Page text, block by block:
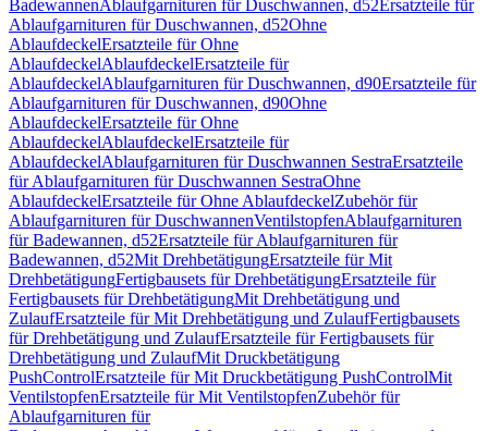
BadewannenAblaufgarnituren für Duschwannen, d52Ersatzteile für
Ablaufgarnituren für Duschwannen, d52Ohne
AblaufdeckelErsatzteile für Ohne
AblaufdeckelAblaufdeckelErsatzteile für
AblaufdeckelAblaufgarnituren für Duschwannen, d90Ersatzteile für
Ablaufgarnituren für Duschwannen, d90Ohne
AblaufdeckelErsatzteile für Ohne
AblaufdeckelAblaufdeckelErsatzteile für
AblaufdeckelAblaufgarnituren für Duschwannen SestraErsatzteile
für Ablaufgarnituren für Duschwannen SestraOhne
AblaufdeckelErsatzteile für Ohne AblaufdeckelZubehör für
Ablaufgarnituren für DuschwannenVentilstopfenAblaufgarnituren
für Badewannen, d52Ersatzteile für Ablaufgarnituren für
Badewannen, d52Mit DrehbetätigungErsatzteile für Mit
DrehbetätigungFertigbausets für DrehbetätigungErsatzteile für
Fertigbausets für DrehbetätigungMit Drehbetätigung und
ZulaufErsatzteile für Mit Drehbetätigung und ZulaufFertigbausets
für Drehbetätigung und ZulaufErsatzteile für Fertigbausets für
Drehbetätigung und ZulaufMit Druckbetätigung
PushControlErsatzteile für Mit Druckbetätigung PushControlMit
VentilstopfenErsatzteile für Mit VentilstopfenZubehör für
Ablaufgarnituren für